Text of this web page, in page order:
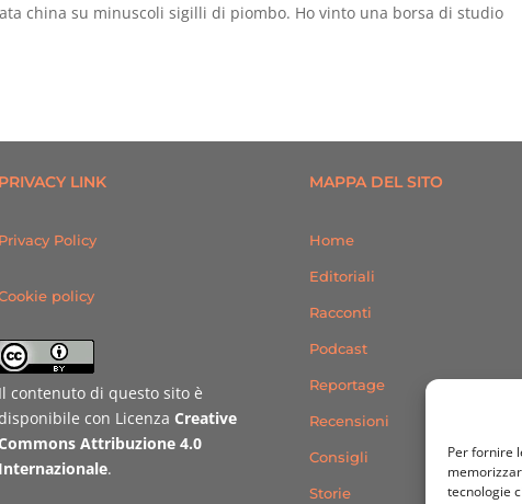
Per fornire
tecnologie
china su minuscoli sigilli di piombo. Ho vinto una borsa di studio
PRIVACY LINK
Privacy Policy
policy
Il contenuto di questo sito è
disponibile con Licenza Creative
Commons Attribuzione 4.0
Internazionale.
MAPPA DEL SITO
Home
Editoriali
Racconti
Podcast
Reportage
Recensioni
Consigli
Storie